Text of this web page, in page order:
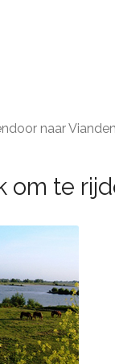
naar
om te